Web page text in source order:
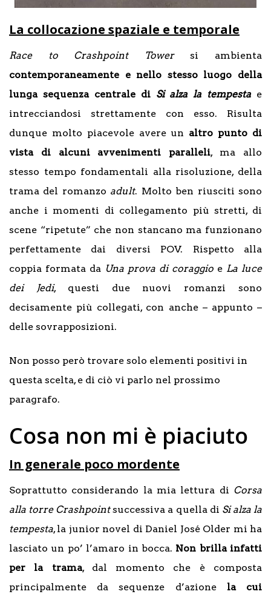
La collocazione spaziale e temporale
Race to Crashpoint Towersi ambienta
contemporaneamente e nello stesso luogo della
lunga sequenza centrale di Si alza la tempesta e
intrecciandosi strettamente con esso. Risulta
dunque molto piacevole avere un altro punto di
vista di alcuni avvenimenti paralleli, ma allo
stesso tempo fondamentali alla risoluzione, della
trama del romanzo adult. Molto ben riusciti sono
anche i momenti di collegamento più stretti, di
scene “ripetute” che non stancano ma funzionano
perfettamente dai diversi POV. Rispetto alla
coppia formata da Una prova di coraggio e La luce
dei Jedi, questi due nuovi romanzi sono
decisamente più collegati, con anche – appunto –
delle sovrapposizioni.
Non posso però trovare solo elementi positivi in
questa scelta, e di ciò vi parlo nel prossimo
paragrafo.
Cosa non mi è piaciuto
In generale poco mordente
Soprattutto considerando la mia lettura di Corsa
alla torre Crashpointsuccessiva a quella di Si alza la
tempesta, la junior novel di Daniel José Older mi ha
lasciato un po’ l’amaro in bocca. Non brilla infatti
per la trama, dal momento che è composta
principalmente da sequenze d’azione la cui